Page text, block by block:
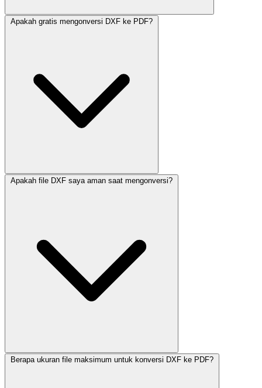
Apakah gratis mengonversi DXF ke PDF?
Apakah file DXF saya aman saat mengonversi?
Berapa ukuran file maksimum untuk konversi DXF ke PDF?